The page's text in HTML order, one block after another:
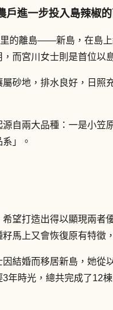
戶進一步投入島辣椒
的離島――新島，在島
而宮川女士則是首位以
砂地，排水良好，日照
自兩大品種：一是小
」。
希望打造出得以顯現兩
馬上又會恢復原有特徵
結婚而移居新島，她從
年時光，總共完成了12